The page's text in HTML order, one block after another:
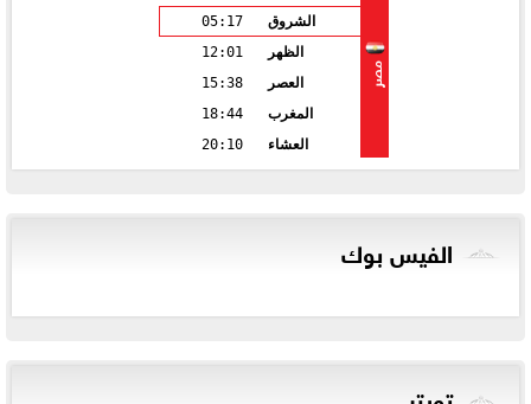
مصر
الشروق
05:17
الظهر
12:01
العصر
15:38
المغرب
18:44
العشاء
20:10
الفيس بوك